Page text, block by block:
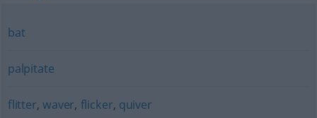
bat
palpitate
flitter,waver, flicker, quiver